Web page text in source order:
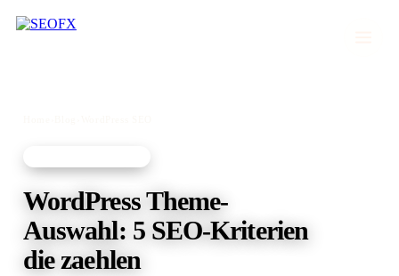
WordPress Theme-
Auswahl: 5 SEO-Kriterien
die zaehlen